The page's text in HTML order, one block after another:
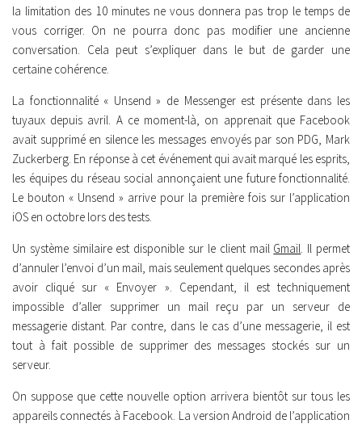
la limitation des 10 minutes ne vous donnera pas trop le temps de
vous corriger. On ne pourra donc pas modifier une ancienne
conversation. Cela peut s’expliquer dans le but de garder une
certaine cohérence.
La fonctionnalité « Unsend » de Messenger est présente dans les
tuyaux depuis avril. A ce moment-là, on apprenait que Facebook
avait supprimé en silence les messages envoyés par son PDG, Mark
Zuckerberg. En réponse à cet événement qui avait marqué les esprits,
les équipes du réseau social annonçaient une future fonctionnalité.
Le bouton « Unsend » arrive pour la première fois sur l’application
iOS en octobre lors des tests.
Un système similaire est disponible sur le client mail Gmail . Il permet
d’annuler l’envoi d’un mail, mais seulement quelques secondes après
avoir cliqué sur « Envoyer ». Cependant, il est techniquement
impossible d’aller supprimer un mail reçu par un serveur de
messagerie distant. Par contre, dans le cas d’une messagerie, il est
tout à fait possible de supprimer des messages stockés sur un
serveur.
On suppose que cette nouvelle option arrivera bientôt sur tous les
appareils connectés à Facebook. La version Android de l’application